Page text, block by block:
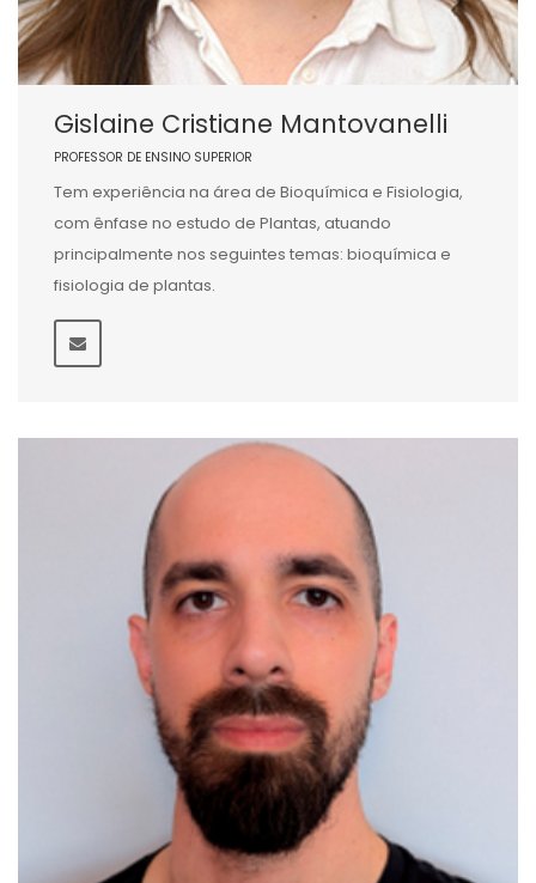
Gislaine Cristiane Mantovanelli
PROFESSOR DE ENSINO SUPERIOR
Tem experiência na área de Bioquímica e Fisiologia,
com ênfase no estudo de Plantas, atuando
principalmente nos seguintes temas: bioquímica e
fisiologia de plantas.